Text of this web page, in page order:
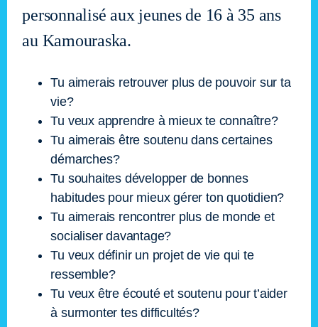
personnalisé aux jeunes de 16 à 35 ans
au Kamouraska.
Tu aimerais retrouver plus de pouvoir sur ta
vie?
Tu veux apprendre à mieux te connaître?
Tu aimerais être soutenu dans certaines
démarches?
Tu souhaites développer de bonnes
habitudes pour mieux gérer ton quotidien?
Tu aimerais rencontrer plus de monde et
socialiser davantage?
Tu veux définir un projet de vie qui te
ressemble?
Tu veux être écouté et soutenu pour t’aider
à surmonter tes difficultés?